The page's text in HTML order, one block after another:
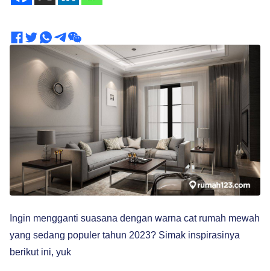
Ingin mengganti suasana dengan warna cat rumah mewah
yang sedang populer tahun 2023? Simak inspirasinya
berikut ini, yuk